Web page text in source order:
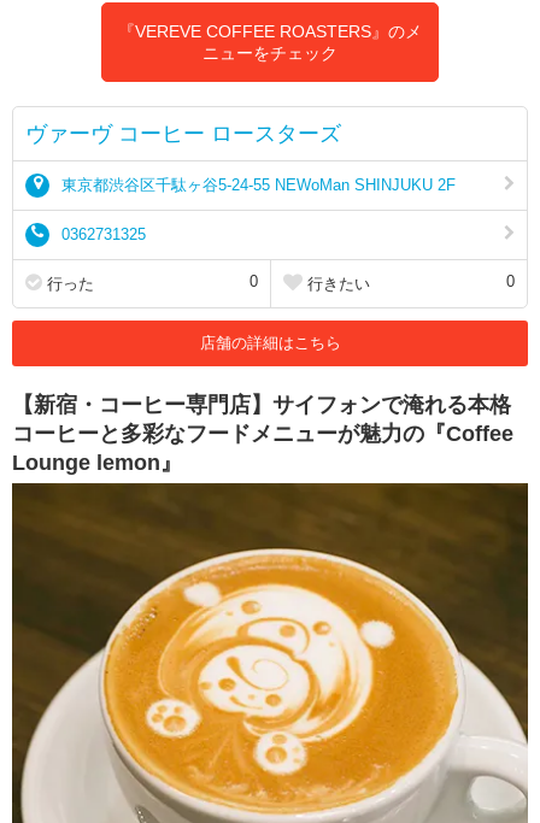
『VEREVE COFFEE ROASTERS』のメ
ニューをチェック
ヴァーヴ コーヒー ロースターズ
東京都渋谷区千駄ヶ谷5-24-55 NEWoMan SHINJUKU 2F
0362731325
行った 0 行きたい 0
店舗の詳細はこちら
【新宿・コーヒー専門店】サイフォンで淹れる本格
コーヒーと多彩なフードメニューが魅力の『Coffee
Lounge lemon』